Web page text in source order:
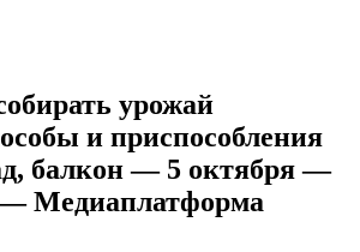
урожай
и приспособления
балкон — 5 октября —
— Медиаплатформа